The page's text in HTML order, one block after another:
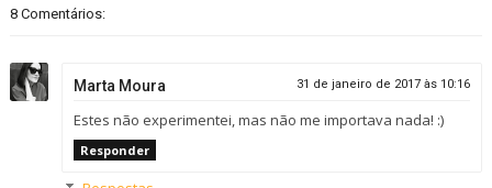
8 Comentários:
Marta Moura 31 de janeiro de 2017 às 10:16
Estes não experimentei, mas não me importava nada! :)
Responder